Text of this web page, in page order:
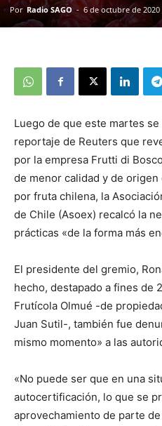
Por Radio SAGO - 6 de octubre de 2020
Luego de que este martes
reportaje de Reuters que
por la empresa Frutti di
de menor calidad y de
por fruta chilena, la
de Chile (Asoex) recalcó la
prácticas «de la forma más
El presidente del gremio,
hecho, destapado a fines de
Frutícola Olmué -de
Juan Sutil-, también fue
mismo momento» a las
«No puede ser que en una
autocertificación, lo que se
aprovechamiento de parte